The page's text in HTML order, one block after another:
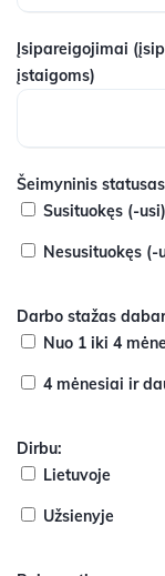
Įsipareigojimai
įstaigoms)
Šeimyninis
Susituokęs (-usi)
Nesusituokęs (-
Darbo stažas
Nuo 1 iki 4
4 mėnesiai ir
Dirbu:
Lietuvoje
Užsienyje